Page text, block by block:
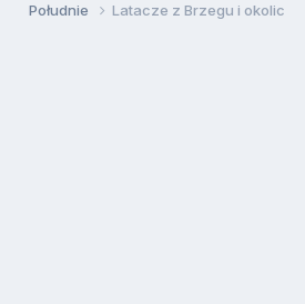
Południe
Latacze z Brzegu i okolic